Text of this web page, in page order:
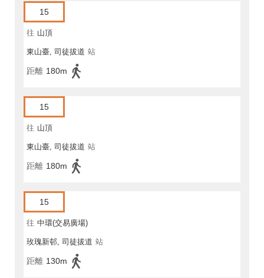
15
往 山頂
東山臺, 司徒拔道 站
距離 180m
15
往 山頂
東山臺, 司徒拔道 站
距離 180m
15
往 中環(交易廣場)
玫瑰新邨, 司徒拔道 站
距離 130m